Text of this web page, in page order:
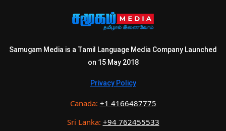
Samugam Media is a Tamil Language Media Company Launched
on 15 May 2018
Privacy Policy
Canada: +1 4166487775
Sri Lanka: +94 762455533